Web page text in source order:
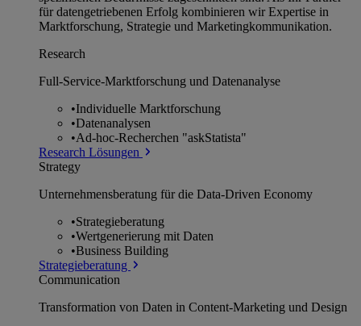
für datengetriebenen Erfolg kombinieren wir Expertise in
Marktforschung, Strategie und Marketingkommunikation.
Research
Full-Service-Marktforschung und Datenanalyse
•Individuelle Marktforschung
•Datenanalysen
•Ad-hoc-Recherchen "askStatista"
Research Lösungen
Strategy
Unternehmens­beratung für die Data-Driven Economy
•Strategieberatung
•Wertgenerierung mit Daten
•Business Building
Strategieberatung
Communication
Transformation von Daten in Content-Marketing und Design